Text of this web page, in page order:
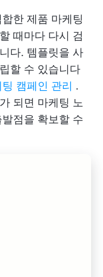
한 제품 마케팅
때마다 다시 검
다. 템플릿을 사
할 수 있습니다
팅 캠페인 관리 .
되면 마케팅 노
점을 확보할 수